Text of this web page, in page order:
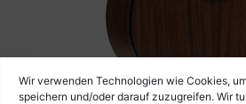
Wir verwenden Technologien wie Cookies,
speichern und/oder darauf zuzugreifen. Wir